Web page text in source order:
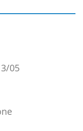
05